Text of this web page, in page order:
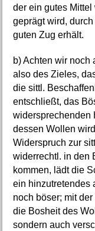
der ein gutes
geprägt wird,
guten Zug erhält.
b) Achten wir noch
also des Zieles,
die sittl.
entschließt, das
widersprechenden
dessen Wollen
Widerspruch zur
widerrechtl. in den
kommen, lädt die
ein hinzutretendes
noch böser; mit
die Bosheit des
sondern auch